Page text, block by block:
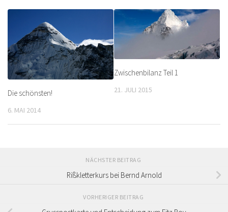
Die schönsten!
6. MAI 2014
Zwischenbilanz Teil 1
21. JULI 2015
NÄCHSTER BEITRAG
Rißkletterkurs bei Bernd Arnold
VORHERIGER BEITRAG